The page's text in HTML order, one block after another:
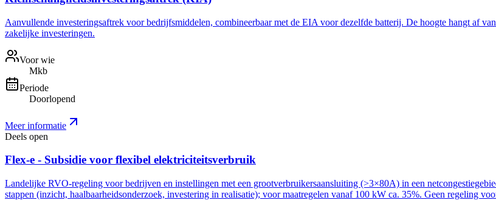
Aanvullende investeringsaftrek voor bedrijfsmiddelen, combineerbaar met de EIA voor dezelfde batterij. De hoogte hangt af
zakelijke investeringen.
Voor wie
Mkb
Periode
Doorlopend
Meer informatie
Deels open
Flex-e - Subsidie voor flexibel elektriciteitsverbruik
Landelijke RVO-regeling voor bedrijven en instellingen met een grootverbruikersaansluiting (>3×80A) in een
stappen (inzicht, haalbaarheidsonderzoek, investering in realisatie); voor maatregelen vanaf 100 kW ca. 35%. Geen regeling